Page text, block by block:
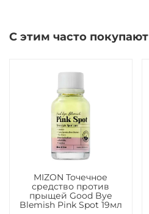
С этим часто покупают
MIZON Точечное
средство против
прыщей Good Bye
Blemish Pink Spot 19мл